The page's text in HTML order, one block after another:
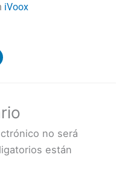
iVoox
no será
están